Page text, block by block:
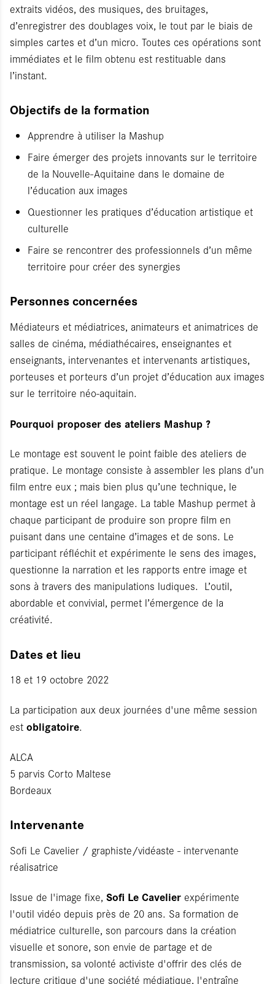
extraits vidéos, des musiques, des bruitages,
d’enregistrer des doublages voix, le tout par le biais de
simples cartes et d’un micro. Toutes ces opérations sont
immédiates et le film obtenu est restituable dans
l’instant.
Objectifs de la formation
Apprendre à utiliser la Mashup
Faire émerger des projets innovants sur le territoire
de la Nouvelle-Aquitaine dans le domaine de
l’éducation aux images
Questionner les pratiques d’éducation artistique et
culturelle
Faire se rencontrer des professionnels d’un même
territoire pour créer des synergies
Personnes concernées
Médiateurs et médiatrices, animateurs et animatrices de
salles de cinéma, médiathécaires, enseignantes et
enseignants, intervenantes et intervenants artistiques,
porteuses et porteurs d’un projet d’éducation aux images
sur le territoire néo-aquitain.
Pourquoi proposer des ateliers Mashup ?
Le montage est souvent le point faible des ateliers de
pratique. Le montage consiste à assembler les plans d’un
film entre eux ; mais bien plus qu’une technique, le
montage est un réel langage. La table Mashup permet à
chaque participant de produire son propre film en
puisant dans une centaine d’images et de sons. Le
participant réfléchit et expérimente le sens des images,
questionne la narration et les rapports entre image et
sons à travers des manipulations ludiques. L’outil,
abordable et convivial, permet l’émergence de la
créativité.
Dates et lieu
18 et 19 octobre 2022
La participation aux deux journées d'une même session
est obligatoire.
ALCA
5 parvis Corto Maltese
Bordeaux
Intervenante
Sofi Le Cavelier / graphiste/vidéaste - intervenante
réalisatrice
Issue de l'image fixe, Sofi Le Cavelier expérimente
l'outil vidéo depuis près de 20 ans. Sa formation de
médiatrice culturelle, son parcours dans la création
visuelle et sonore, son envie de partage et de
transmission, sa volonté activiste d'offrir des clés de
lecture critique d'une société médiatique, l'entraîne